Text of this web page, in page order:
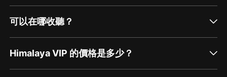
可以在哪收聽？
Himalaya VIP 的價格是多少？